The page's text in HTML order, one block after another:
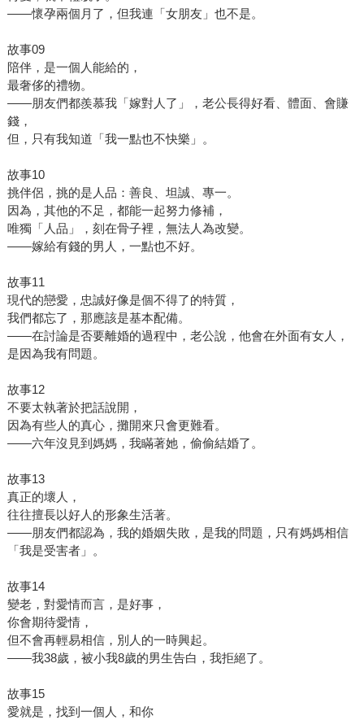
——懷孕兩個月了，但我連「女朋友」也不是。
故事09
陪伴，是一個人能給的，
最奢侈的禮物。
——朋友們都羨慕我「嫁對人了」，老公長得好看、體面、會賺
錢，
但，只有我知道「我一點也不快樂」。
故事10
挑伴侶，挑的是人品：善良、坦誠、專一。
因為，其他的不足，都能一起努力修補，
唯獨「人品」，刻在骨子裡，無法人為改變。
——嫁給有錢的男人，一點也不好。
故事11
現代的戀愛，忠誠好像是個不得了的特質，
我們都忘了，那應該是基本配備。
——在討論是否要離婚的過程中，老公說，他會在外面有女人，
是因為我有問題。
故事12
不要太執著於把話說開，
因為有些人的真心，攤開來只會更難看。
——六年沒見到媽媽，我瞞著她，偷偷結婚了。
故事13
真正的壞人，
往往擅長以好人的形象生活著。
——朋友們都認為，我的婚姻失敗，是我的問題，只有媽媽相信
「我是受害者」。
故事14
變老，對愛情而言，是好事，
你會期待愛情，
但不會再輕易相信，別人的一時興起。
——我38歲，被小我8歲的男生告白，我拒絕了。
故事15
愛就是，找到一個人，和你